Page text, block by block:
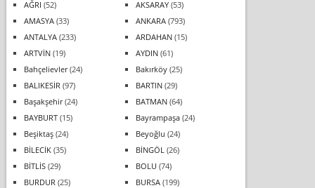
AĞRI (52) AKSARAY(53)
AMASYA(33) ANKARA(793)
ANTALYA(233) ARDAHAN(15)
ARTVİN(19) AYDIN(61)
Bahçelievler(24) Bakırköy(25)
BALIKESİR (97) BARTIN(29)
Başakşehir(24) BATMAN(64)
BAYBURT(15) Bayrampaşa(24)
Beşiktaş(24) Beyoğlu (24)
BİLECİK(35) BİNGÖL (26)
BİTLİS(29) BOLU (74)
BURDUR (25) BURSA(199)